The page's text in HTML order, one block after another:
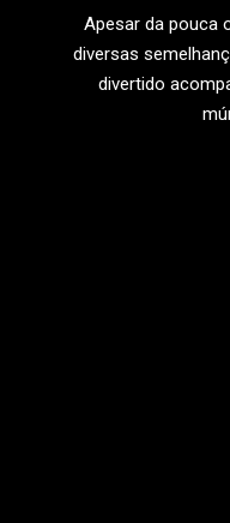
Apesar da pouca
diversas
divertido